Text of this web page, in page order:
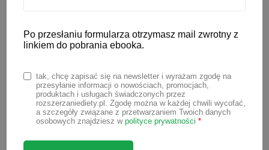
tylko maluchom, ale też rodzicom 😉
Składniki na 3 porcje:
1 pierś z indyka (lub inne chude
mięso)
Po przesłaniu formularza otrzymasz mail zwrotny z
linkiem do pobrania ebooka.
tak, chcę zapisać się na newsletter i wyrażam zgodę na
przesyłanie informacji o nowościach, promocjach,
produktach i usługach świadczonych przez
rozszerzaniediety.pl. Zgodę można w każdej chwili wycofać,
a szczegóły związane z przetwarzaniem Twoich danych
osobowych znajdziesz w polityce prywatności *